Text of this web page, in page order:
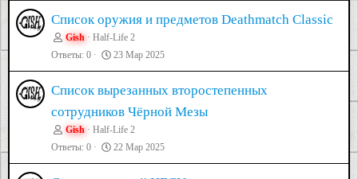
н
Список оружия и предметов Deathmatch Classic
Gish
Half-Life 2
Ответы 0 23 Мар 2025
Список вырезанных второстепенных
сотрудников Чёрной Мезы
Gish
Half-Life 2
Ответы 0 22 Мар 2025